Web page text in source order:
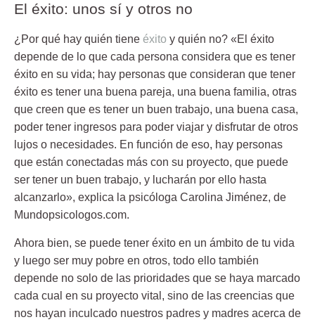
El éxito: unos sí y otros no
¿Por qué hay quién tiene éxito y quién no? «El éxito
depende de lo que cada persona considera que es tener
éxito en su vida; hay personas que consideran que tener
éxito es tener una buena pareja, una buena familia, otras
que creen que es tener un buen trabajo, una buena casa,
poder tener ingresos para poder viajar y disfrutar de otros
lujos o necesidades. En función de eso, hay personas
que están conectadas más con su proyecto, que puede
ser tener un buen trabajo, y lucharán por ello hasta
alcanzarlo», explica la psicóloga Carolina Jiménez, de
Mundopsicologos.com.
Ahora bien, se puede tener éxito en un ámbito de tu vida
y luego ser muy pobre en otros, todo ello también
depende no solo de las prioridades que se haya marcado
cada cual en su proyecto vital, sino de las creencias que
nos hayan inculcado nuestros padres y madres acerca de